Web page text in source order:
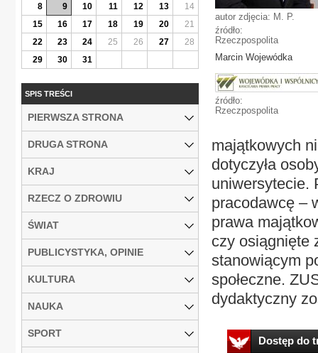
autor zdjęcia: M. P.
źródło:
Rzeczpospolita
Marcin Wojewódka
źródło:
Rzeczpospolita
majątkowych
dotyczyła
uniwersytecie.
pracodawcę –
prawa
czy osiągnięte
stanowiącym
społeczne.
dydaktyczny
Dostęp do
8
9 10 11 12 13
14
15
16 17 18 19 20
21
22
23 24 25 26 27
28
29
30 31
SPIS TREŚCI
PIERWSZA STRONA
DRUGA STRONA
KRAJ
RZECZ O ZDROWIU
ŚWIAT
PUBLICYSTYKA, OPINIE
KULTURA
NAUKA
SPORT